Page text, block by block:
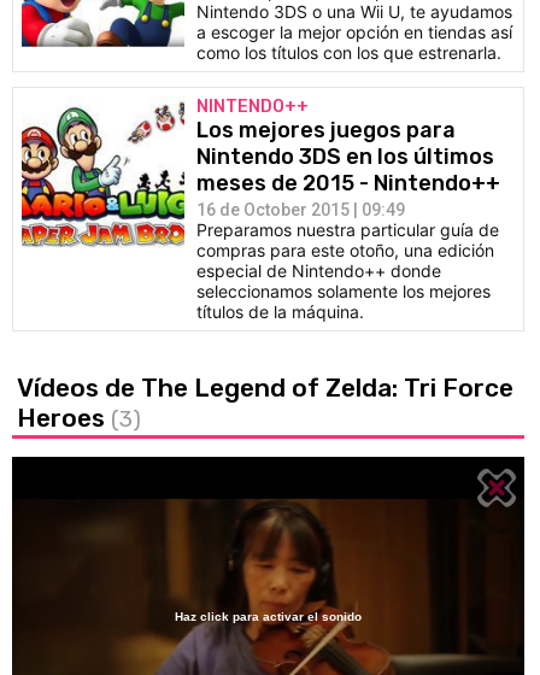
Nintendo 3DS o una Wii U, te ayudamos
a escoger la mejor opción en tiendas así
como los títulos con los que estrenarla.
NINTENDO++
Los mejores juegos para
Nintendo 3DS en los últimos
meses de 2015 - Nintendo++
16 de October 2015 | 09:49
Preparamos nuestra particular guía de
compras para este otoño, una edición
especial de Nintendo++ donde
seleccionamos solamente los mejores
títulos de la máquina.
Vídeos de The Legend of Zelda: Tri Force
Heroes (3)
Haz click para activar el sonido